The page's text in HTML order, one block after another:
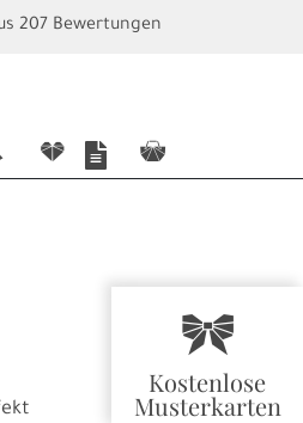
r
Kostenlose
Musterkarten
207 Bewertungen
f c